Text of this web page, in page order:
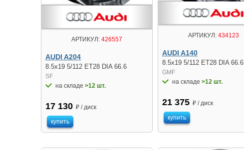
АРТИКУЛ:426557
AUDI A204
8.5x19 5/112 ET28 DIA 66.6
SF
на складе >12 шт.
17 130 ₽ / диск
купить
АРТИКУЛ:434123
AUDI A140
8.5x19 5/112 ET28 DIA 66.6
GMF
на складе >12 шт.
21 375 ₽ / диск
купить